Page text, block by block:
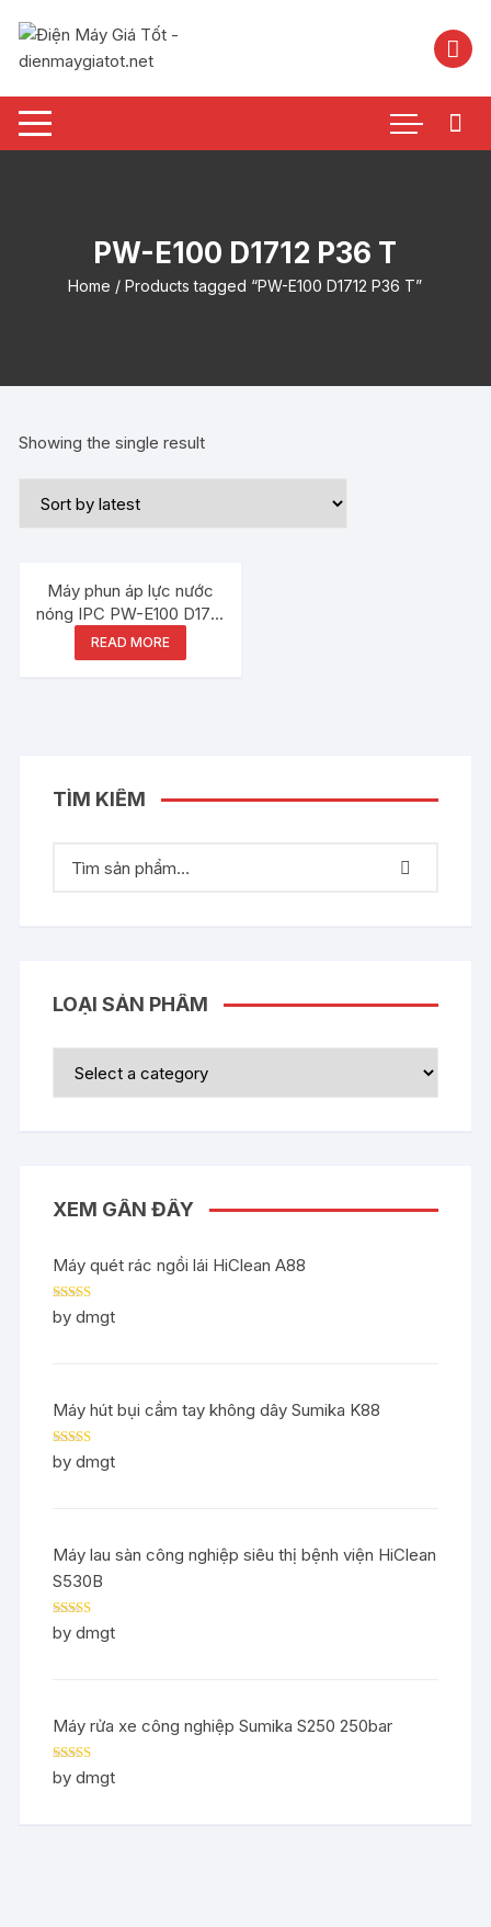
nội
PW-E100 D1712 P36 T
Home / Products tagged “PW-E100 D1712 P36 T”
Showing the single result
Máy phun áp lực nước
nóng IPC PW-E100 D1712
P36 T
READ MORE
TÌM KIẾM
LOẠI SẢN PHẨM
XEM GẦN ĐÂY
Máy quét rác ngồi lái HiClean A88
Rated5out
of 5
by dmgt
Máy hút bụi cầm tay không dây Sumika K88
Rated5out
of 5
by dmgt
Máy lau sàn công nghiệp siêu thị bệnh viện HiClean
S530B
Rated5out
of 5
by dmgt
Máy rửa xe công nghiệp Sumika S250 250bar
Rated5out
of 5
by dmgt